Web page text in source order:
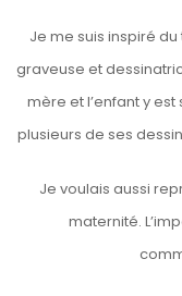
Je me suis inspiré
graveuse et
mère et l’enfant y
plusieurs de ses
Je voulais aussi
maternité.